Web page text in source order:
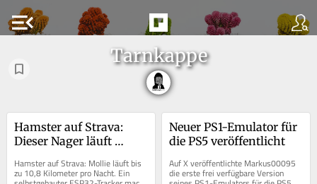
menu_open
Tarnkappe
Hamster auf Strava:
Dieser Nager läuft
Hamster auf Strava: Mollie läuft bis
zu 10,8 Kilometer pro Nacht. Ein
Neuer PS1-Emulator für
die PS5 veröffentlicht
Auf X veröffentlichte Markus00095
die erste frei verfügbare Version